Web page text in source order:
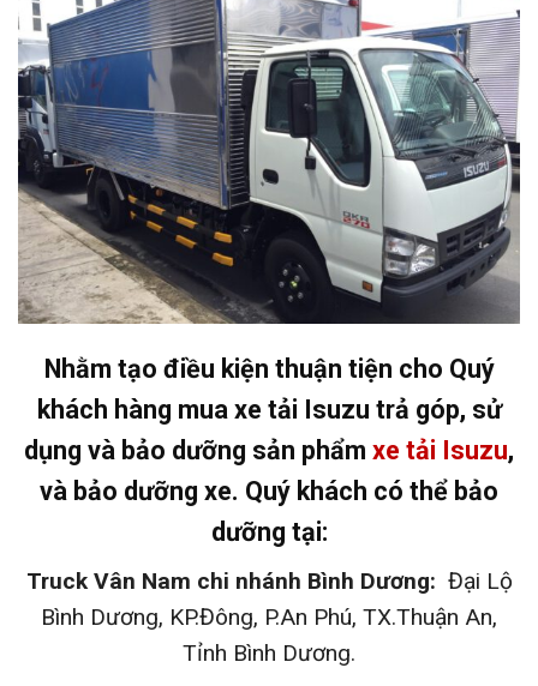
Nhằm tạo điều kiện thuận tiện cho Quý
khách hàng mua xe tải Isuzu trả góp, sử
dụng và bảo dưỡng sản phẩm xe tải Isuzu,
và bảo dưỡng xe. Quý khách có thể bảo
dưỡng tại:
Truck Vân Nam chi nhánh Bình Dương: Đại Lộ
Bình Dương, KP.Đông, P.An Phú, TX.Thuận An,
Tỉnh Bình Dương.